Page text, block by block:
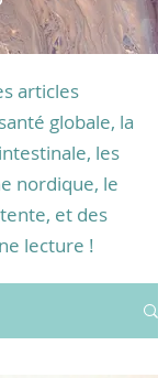
articles
globale, la
les
nordique, le
et des
lecture !